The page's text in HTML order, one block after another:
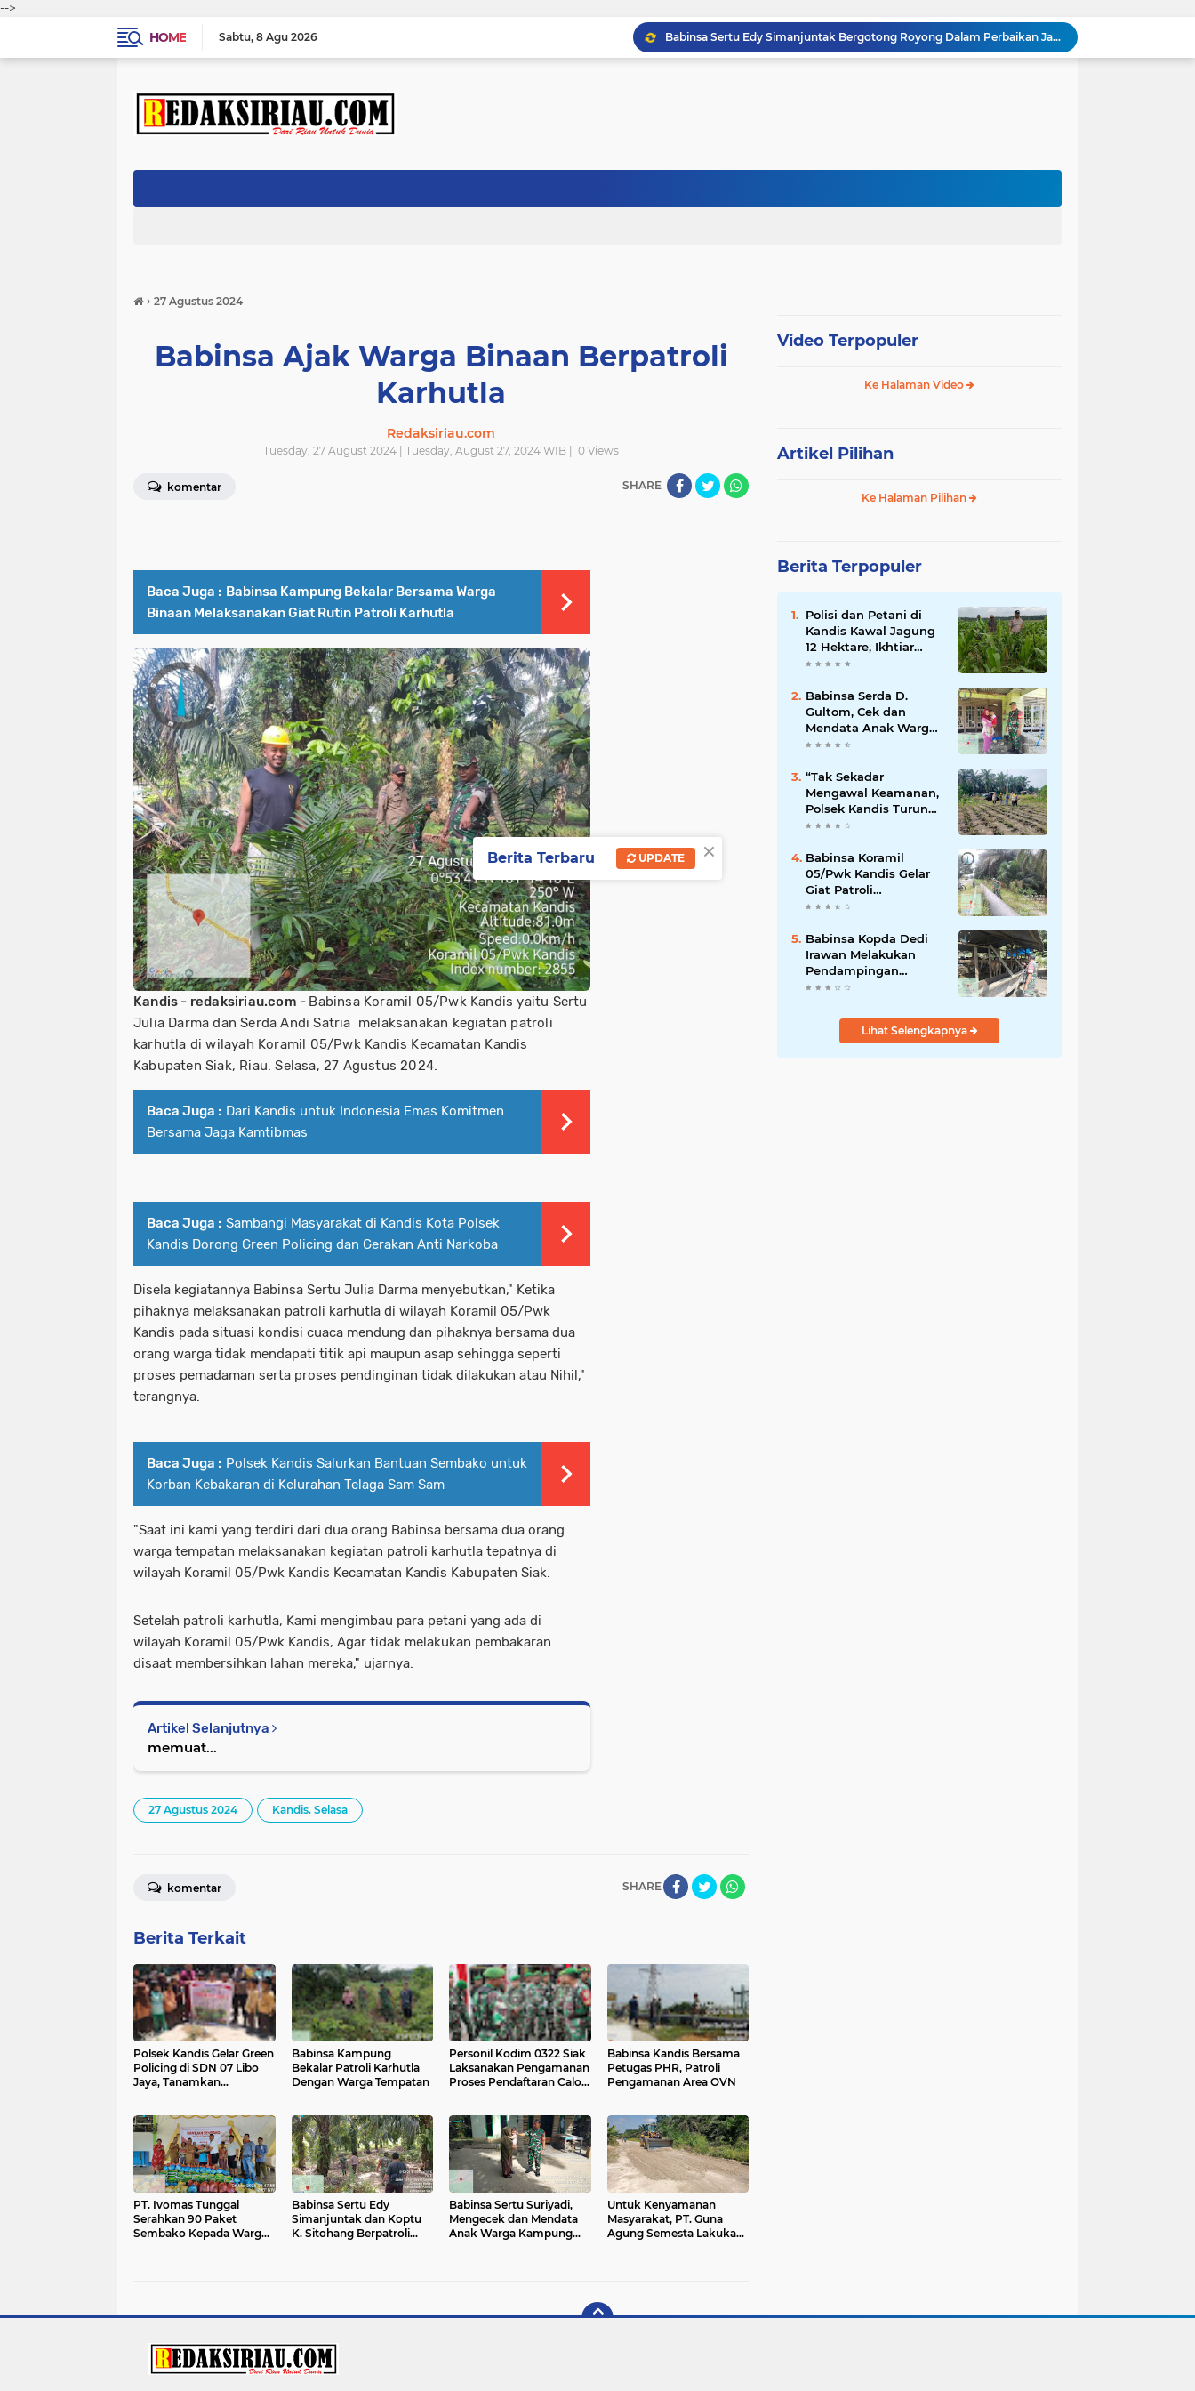
-->
HOME
Sabtu 8 Agu 2026
Babinsa Sertu Edy Simanjuntak Bergotong Royong Dalam Perbaikan Jalan Warga di Kampung Kandis
Babinsa Kampung Kandis Berpatroli Karhutla Dengan Warga Tempatan
Polisi Masuk Ladang! Polsek Kandis Rawat Jagung, Jaga Asa Swasembada Pangan
› 27 Agustus 2024
Babinsa Ajak Warga Binaan Berpatroli
Karhutla
Redaksiriau.com
Tuesday, 27 August 2024 | Tuesday, August 27, 2024 WIB | 0 Views
komentar SHARE
Baca Juga : Babinsa Kampung Bekalar Bersama Warga
Binaan Melaksanakan Giat Rutin Patroli Karhutla
Kandis - redaksiriau.com - Babinsa Koramil 05/Pwk Kandis yaitu Sertu
Julia Darma dan Serda Andi Satria melaksanakan kegiatan patroli
karhutla di wilayah Koramil 05/Pwk Kandis Kecamatan Kandis
Kabupaten Siak, Riau. Selasa, 27 Agustus 2024.
Baca Juga : Dari Kandis untuk Indonesia Emas Komitmen
Bersama Jaga Kamtibmas
Baca Juga : Sambangi Masyarakat di Kandis Kota Polsek
Kandis Dorong Green Policing dan Gerakan Anti Narkoba
Disela kegiatannya Babinsa Sertu Julia Darma menyebutkan," Ketika
pihaknya melaksanakan patroli karhutla di wilayah Koramil 05/Pwk
Kandis pada situasi kondisi cuaca mendung dan pihaknya bersama dua
orang warga tidak mendapati titik api maupun asap sehingga seperti
proses pemadaman serta proses pendinginan tidak dilakukan atau Nihil,"
terangnya.
Baca Juga : Polsek Kandis Salurkan Bantuan Sembako untuk
Korban Kebakaran di Kelurahan Telaga Sam Sam
"Saat ini kami yang terdiri dari dua orang Babinsa bersama dua orang
warga tempatan melaksanakan kegiatan patroli karhutla tepatnya di
wilayah Koramil 05/Pwk Kandis Kecamatan Kandis Kabupaten Siak.
Setelah patroli karhutla, Kami mengimbau para petani yang ada di
wilayah Koramil 05/Pwk Kandis, Agar tidak melakukan pembakaran
disaat membersihkan lahan mereka," ujarnya.
Artikel Selanjutnya
memuat...
27 Agustus 2024 Kandis. Selasa
SHARE
komentar
Berita Terkait
Polsek Kandis Gelar Green
Policing di SDN 07 Libo
Jaya, Tanamkan
Babinsa Kampung
Bekalar Patroli Karhutla
Dengan Warga Tempatan
Personil Kodim 0322 Siak
Laksanakan Pengamanan
Proses Pendaftaran Calon
Babinsa Kandis Bersama
Petugas PHR, Patroli
Pengamanan Area OVN
‎PT. Ivomas Tunggal
Serahkan 90 Paket
Sembako Kepada Warga
Babinsa Sertu Edy
Simanjuntak dan Koptu
K. Sitohang Berpatroli
Babinsa Sertu Suriyadi,
Mengecek dan Mendata
Anak Warga Kampung
Untuk Kenyamanan
Masyarakat, PT. Guna
Agung Semesta Lakukan
Video Terpopuler
Ke Halaman Video
Artikel Pilihan
Ke Halaman Pilihan
Berita Terpopuler
Polisi dan Petani di
Kandis Kawal Jagung
12 Hektare, Ikhtiar
Menjaga Ketahanan
Babinsa Serda D.
Gultom, Cek dan
Mendata Anak Warga
Yang Stunting
“Tak Sekadar
Mengawal Keamanan,
Polsek Kandis Turun
ke Lahan Jagung
Pangan
Babinsa Koramil
05/Pwk Kandis Gelar
Giat Patroli
Pengamanan Line
Kandis Kandis
Babinsa Kopda Dedi
Irawan Melakukan
Pendampingan
Vaksinasi PMK
Lihat Selengkapnya
×
Berita Terbaru UPDATE